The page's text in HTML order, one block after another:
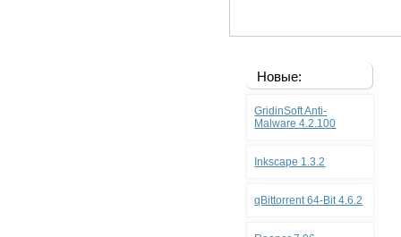
Новые:
GridinSoft Anti-
Malware 4.2.100
Inkscape 1.3.2
qBittorrent 64-Bit 4.6.2